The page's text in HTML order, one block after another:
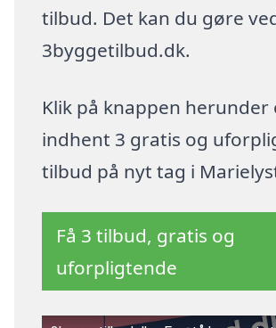
tilbud. Det kan du gøre
3byggetilbud.dk.
Klik på knappen herunder
indhent 3 gratis og
tilbud på nyt tag i
Få 3 tilbud, gratis og
uforpligtende